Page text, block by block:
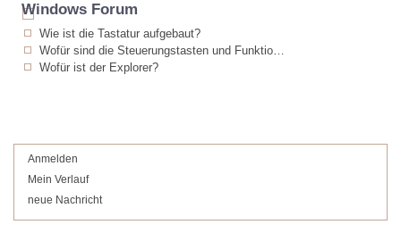
Windows Forum
Wie ist die Tastatur aufgebaut?
Wofür sind die Steuerungstasten und Funktionstasten
Wofür ist der Explorer?
Anmelden
Mein Verlauf
neue Nachricht